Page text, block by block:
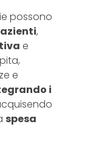
possono
,
e
e
i
spesa